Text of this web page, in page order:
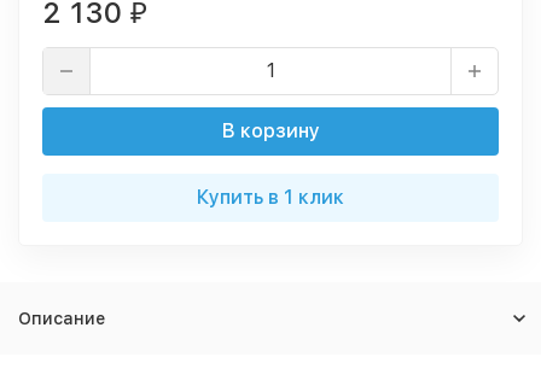
2 130 ₽
В корзину
Купить в 1 клик
Описание